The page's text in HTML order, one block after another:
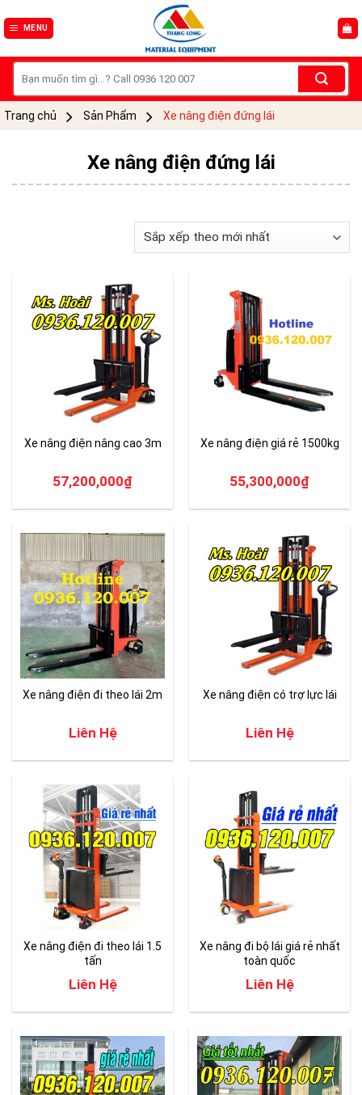
to
MENU
kiếm:
Trang chủ Sản Phẩm Xe nâng điện đứng lái
Xe nâng điện đứng lái
Xe nâng điện nâng cao 3m
57,200,000₫
Xe nâng điện giá rẻ 1500kg
55,300,000₫
Xe nâng điện đi theo lái 2m
Liên Hệ
Xe nâng điện có trợ lực lái
Liên Hệ
Xe nâng điện đi theo lái 1.5
tấn
Liên Hệ
Xe nâng đi bộ lái giá rẻ nhất
toàn quốc
Liên Hệ